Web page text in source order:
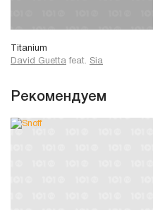
Titanium
David Guetta feat. Sia
Рекомендуем